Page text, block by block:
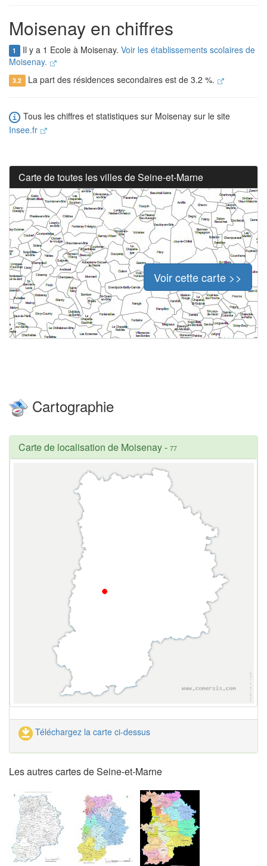
Moisenay en chiffres
1 Il y a 1 Ecole à Moisenay. Voir les établissements scolaires de
Moisenay.
3.2 La part des résidences secondaires est de 3.2 %.
Tous les chiffres et statistiques sur Moisenay sur le site
Insee.fr
Carte de toutes les villes de Seine-et-Marne
Voir cette carte >>
Cartographie
Carte de localisation de Moisenay- 77
Téléchargez la carte ci-dessus
Les autres cartes de Seine-et-Marne